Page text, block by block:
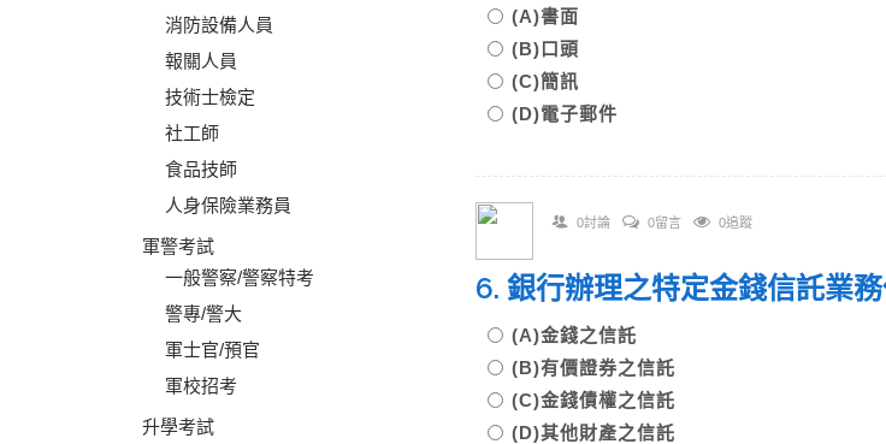
消防設備人員
報關人員
技術士檢定
社工師
食品技師
人身保險業務員
軍警考試
一般警察/警察特考
警專/警大
軍士官/預官
軍校招考
升學考試
(A)書面
(B)口頭
(C)簡訊
(D)電子郵件
0討論 0留言 0追蹤
6. 銀行辦理之特定金錢信託業
(A)金錢之信託
(B)有價證券之信託
(C)金錢債權之信託
(D)其他財產之信託